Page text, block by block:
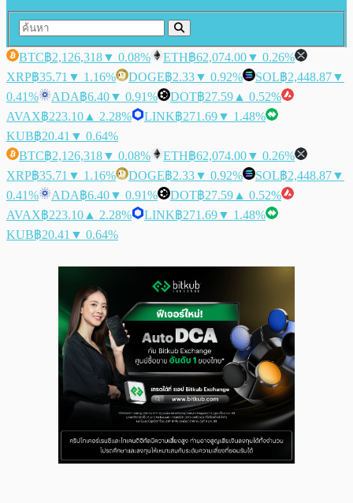
BTC฿2,126,318▼ 0.08% ETH฿62,074.00▼ 0.26%
XRP฿35.71 ▼ 1.16% DOGE฿2.33▼ 0.92% SOL฿2,448.87▼
0.41%
ADA฿6.40▼ 0.91% DOT฿27.59 ▲ 0.52%
AVAX฿223.10 ▲ 2.28% LINK฿271.69▼ 1.48%
KUB฿20.41 ▼ 0.64%
BTC฿2,126,318▼ 0.08% ETH฿62,074.00▼ 0.26%
XRP฿35.71 ▼ 1.16% DOGE฿2.33▼ 0.92% SOL฿2,448.87▼
0.41%
ADA฿6.40▼ 0.91% DOT฿27.59 ▲ 0.52%
AVAX฿223.10 ▲ 2.28% LINK฿271.69▼ 1.48%
KUB฿20.41 ▼ 0.64%